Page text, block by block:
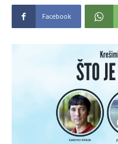
Facebook